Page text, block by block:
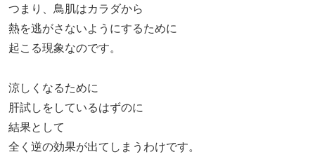
つまり、鳥肌はカラダから
熱を逃がさないようにするために
起こる現象なのです。
涼しくなるために
肝試しをしているはずのに
結果として
全く逆の効果が出てしまうわけです。